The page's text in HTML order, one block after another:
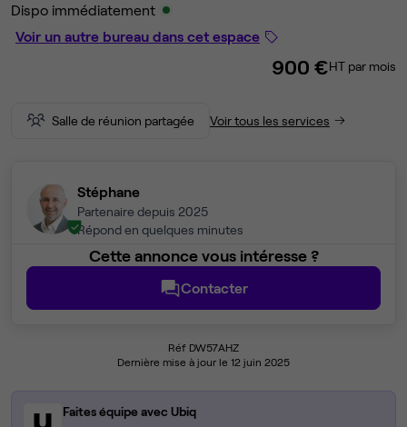
Dispo immédiatement
Voir un autre bureau dans cet espace
900 €HT par mois
Salle de réunion partagée Voir tous les services
Stéphane
Partenaire depuis 2025
Répond en quelques minutes
Cette annonce vous intéresse ?
Contacter
Réf DW57AHZ
Dernière mise à jour le 12 juin 2025
Faites équipe avec Ubiq